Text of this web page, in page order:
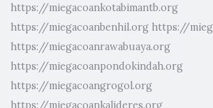
https://miegacoankotabimantb.org
https://miegacoanbenhil.org https://
https://miegacoanrawabuaya.org
https://miegacoanpondokindah.org
https://miegacoangrogol.org
https://miegacoankalideres.org